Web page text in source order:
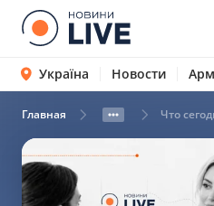
Україна Новости
Главная Что